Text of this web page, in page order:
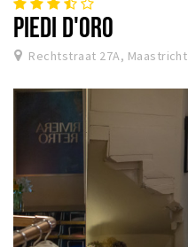
PIEDI D'ORO
Rechtstraat 27A, Maastricht